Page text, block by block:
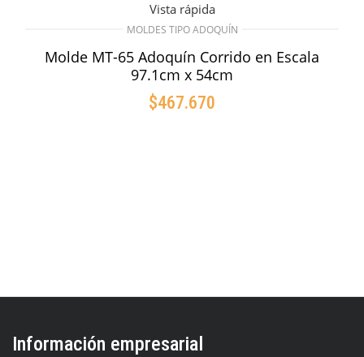
Vista rápida
MOLDES TIPO ADOQUÍN
Molde MT-65 Adoquín Corrido en Escala
97.1cm x 54cm
$467.670
Información empresarial